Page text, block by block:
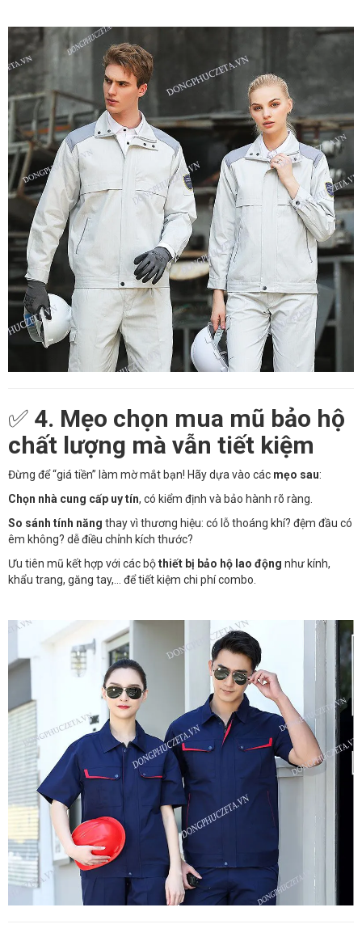
✅ 4. Mẹo chọn mua mũ bảo hộ
chất lượng mà vẫn tiết kiệm
Đừng để “giá tiền” làm mờ mắt bạn! Hãy dựa vào các mẹo sau:
Chọn nhà cung cấp uy tín, có kiểm định và bảo hành rõ ràng.
So sánh tính năng thay vì thương hiệu: có lỗ thoáng khí? đệm đầu có
êm không? dễ điều chỉnh kích thước?
Ưu tiên mũ kết hợp với các bộthiết bị bảo hộ lao động như kính,
khẩu trang, găng tay,… để tiết kiệm chi phí combo.